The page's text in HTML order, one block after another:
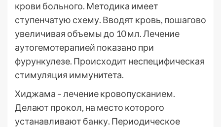
крови больного. Методика имеет
ступенчатую схему. Вводят кровь, пошагово
увеличивая объемы до 10 мл. Лечение
аутогемотерапией показано при
фурункулезе. Происходит неспецифическая
стимуляция иммунитета.
Хиджама – лечение кровопусканием.
Делают прокол, на место которого
устанавливают банку. Периодическое